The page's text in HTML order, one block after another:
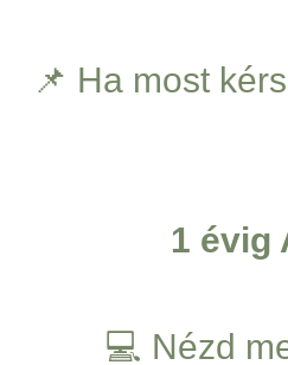
📌 Ha most
1 évig
💻 Nézd